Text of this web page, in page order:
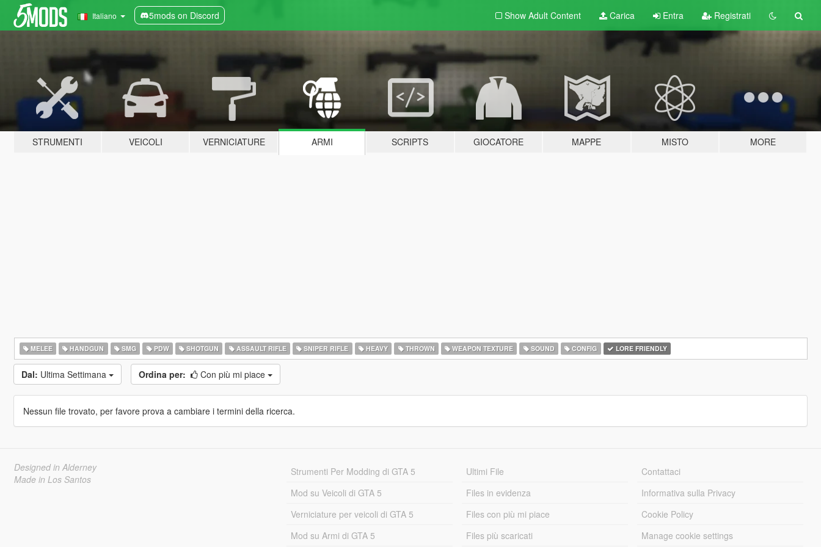
Italiano 5mods on Discord Show Adult Content Carica Entra Registrati
STRUMENTI VEICOLI VERNICIATURE ARMI SCRIPTS GIOCATORE MAPPE MISTO MORE
MELEE HANDGUN SMG PDW SHOTGUN ASSAULT RIFLE SNIPER RIFLE HEAVY THROWN WEAPON TEXTURE SOUND CONFIG LORE FRIENDLY
Dal: Ultima Settimana Ordina per: Con più mi piace
Nessun file trovato, per favore prova a cambiare i termini della ricerca.
Designed in Alderney
Made in Los Santos
Strumenti Per Modding di GTA 5
Mod su Veicoli di GTA 5
Verniciature per veicoli di GTA 5
Mod su Armi di GTA 5
Ultimi File
Files in evidenza
Files con più mi piace
Files più scaricati
Contattaci
Informativa sulla Privacy
Cookie Policy
Manage cookie settings